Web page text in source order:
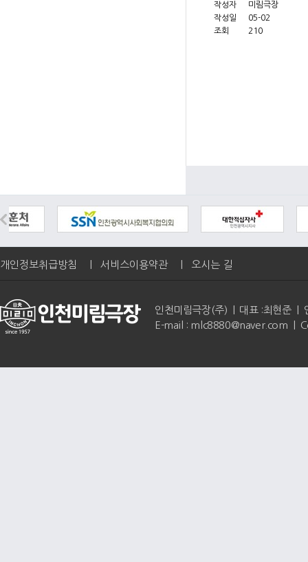
작성자
미림극장
작성일
05-02
조회
210
개인정보취급방침 서비스이용약관 오시는 길
인천미림극장(주) | 대표 :최현준 |
E-mail : mlc8880@naver.com |